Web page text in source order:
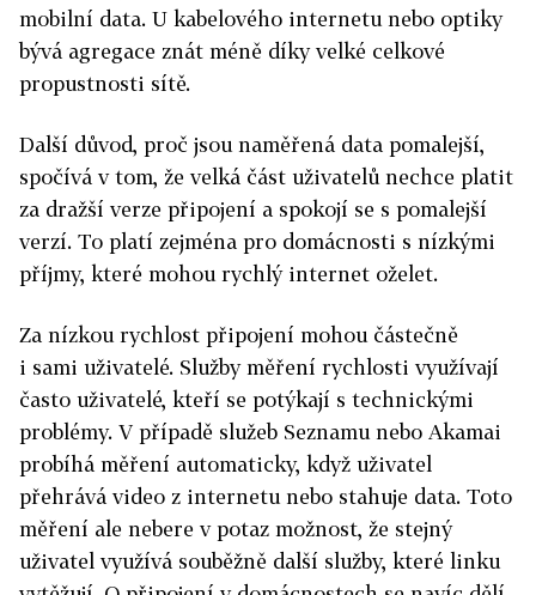
mobilní data. U kabelového internetu nebo optiky
bývá agregace znát méně díky velké celkové
propustnosti sítě.
Další důvod, proč jsou naměřená data pomalejší,
spočívá v tom, že velká část uživatelů nechce platit
za dražší verze připojení a spokojí se s pomalejší
verzí. To platí zejména pro domácnosti s nízkými
příjmy, které mohou rychlý internet oželet.
Za nízkou rychlost připojení mohou částečně
i sami uživatelé. Služby měření rychlosti využívají
často uživatelé, kteří se potýkají s technickými
problémy. V případě služeb Seznamu nebo Akamai
probíhá měření automaticky, když uživatel
přehrává video z internetu nebo stahuje data. Toto
měření ale nebere v potaz možnost, že stejný
uživatel využívá souběžně další služby, které linku